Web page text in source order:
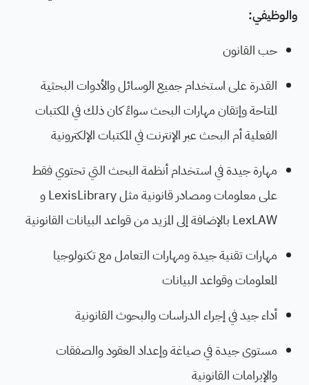
والوظيفي:
حب القانون
القدرة على استخدام جميع الوسائل والأدوات البحثية
المتاحة وإتقان مهارات البحث سواءً كان ذلك في المكتبات
الفعلية أم البحث عبر الإنترنت في المكتبات الإلكترونية
مهارة جيدة في استخدام أنظمة البحث التي تحتوي فقط
على معلومات ومصادر قانونية مثل LexisLibrary و
LexLAW بالإضافة إلى المزيد من قواعد البيانات القانونية
مهارات تقنية جيدة ومهارات التعامل مع تكنولوجيا
المعلومات وقواعد البيانات
أداء جيد في إجراء الدراسات والبحوث القانونية
مستوى جيدة في صياغة وإعداد العقود والصفقات
والإبرامات القانونية